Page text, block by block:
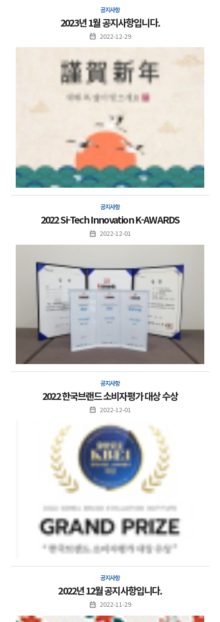
공지사항
2023년 1월 공지사항입니다.
2022-12-29
공지사항
2022 Si-Tech Innovation K-AWARDS
2022-12-01
공지사항
2022 한국브랜드 소비자평가 대상 수상
2022-12-01
공지사항
2022년 12월 공지사항입니다.
2022-11-29